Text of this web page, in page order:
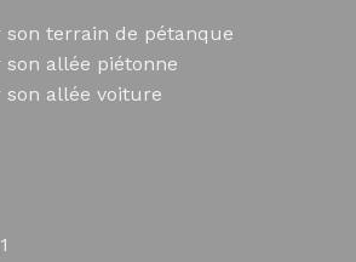
terrain de pétanque
allée piétonne
allée voiture